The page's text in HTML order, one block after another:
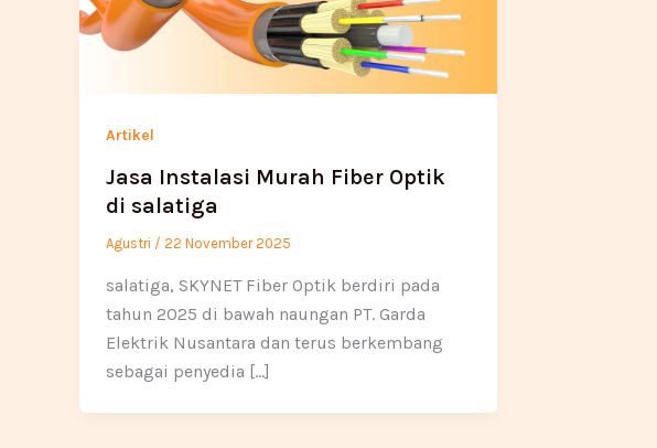
Artikel
Jasa Instalasi Murah Fiber Optik
di salatiga
Agustri / 22 November 2025
salatiga, SKYNET Fiber Optik berdiri pada
tahun 2025 di bawah naungan PT. Garda
Elektrik Nusantara dan terus berkembang
sebagai penyedia […]